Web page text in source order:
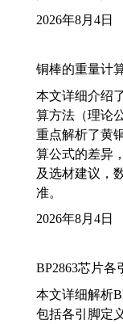
2026年8月4日
铜棒的重量计
本文详细介绍
算方法（理论
重点解析了黄
算公式的差异
及选材建议，
准。
2026年8月4日
BP2863芯片各
本文详细解析
包括各引脚定